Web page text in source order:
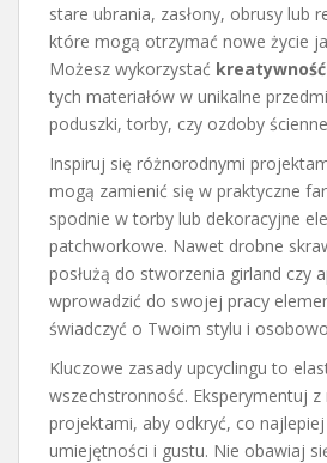
stare ubrania, zasłony, obrusy lub
które mogą otrzymać nowe życie
Możesz wykorzystać kreatywność
tych materiałów w unikalne
poduszki, torby, czy ozdoby
Inspiruj się różnorodnymi
mogą zamienić się w praktyczne
spodnie w torby lub dekoracyjne
patchworkowe. Nawet drobne
posłużą do stworzenia girland czy
wprowadzić do swojej pracy
świadczyć o Twoim stylu i
Kluczowe zasady upcyclingu to
wszechstronność. Eksperymentuj
projektami, aby odkryć, co
umiejętności i gustu. Nie obawiaj